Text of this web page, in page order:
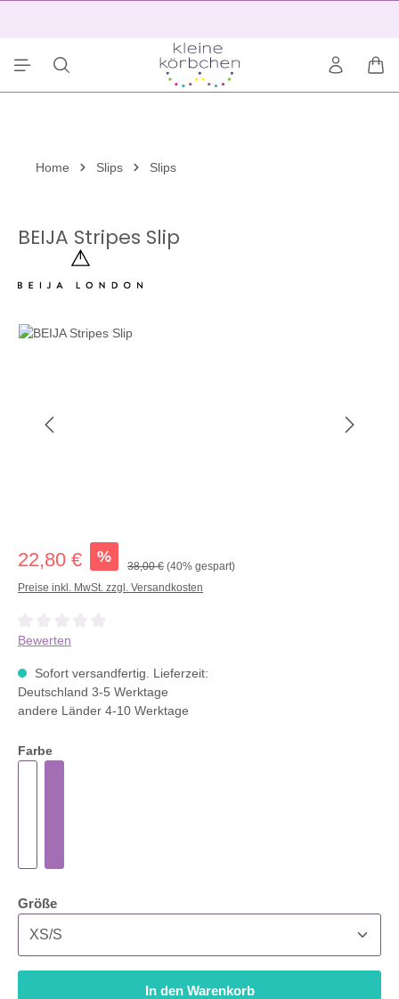
Home Slips Slips
BEIJA Stripes Slip
Bildergalerie überspringen
22,80 € %
38,00 € (40% gespart)
Preise inkl. MwSt. zzgl. Versandkosten
Durchschnittliche Bewertung von 0 von 5 Sternen
Bewerten
Sofort versandfertig. Lieferzeit:
Deutschland 3-5 Werktage
andere Länder 4-10 Werktage
Farbe
Größeauswählen
In den Warenkorb